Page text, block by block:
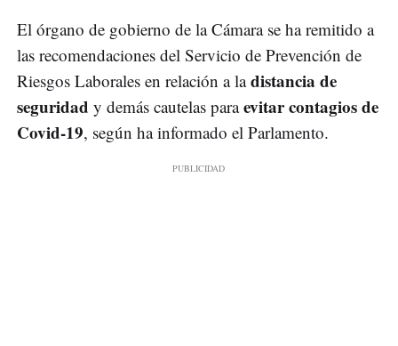
El órgano de gobierno de la Cámara se ha remitido a
las recomendaciones del Servicio de Prevención de
Riesgos Laborales en relación a ladistancia de
seguridad y demás cautelas paraevitar contagios de
Covid-19, según ha informado el Parlamento.